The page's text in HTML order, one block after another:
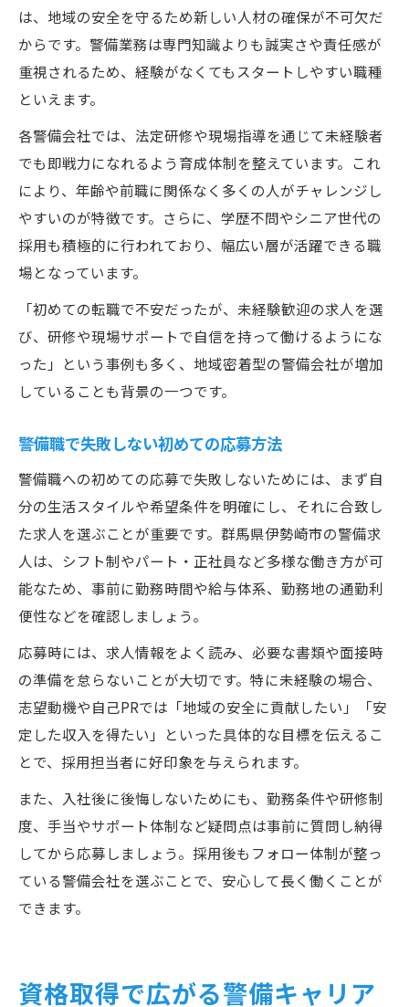
は、地域の安全を守るため新しい人材の確保が不可欠だ
からです。警備業務は専門知識よりも誠実さや責任感が
重視されるため、経験がなくてもスタートしやすい職種
といえます。
各警備会社では、法定研修や現場指導を通じて未経験者
でも即戦力になれるよう育成体制を整えています。これ
により、年齢や前職に関係なく多くの人がチャレンジし
やすいのが特徴です。さらに、学歴不問やシニア世代の
採用も積極的に行われており、幅広い層が活躍できる職
場となっています。
「初めての転職で不安だったが、未経験歓迎の求人を選
び、研修や現場サポートで自信を持って働けるようにな
った」という事例も多く、地域密着型の警備会社が増加
していることも背景の一つです。
警備職で失敗しない初めての応募方法
警備職への初めての応募で失敗しないためには、まず自
分の生活スタイルや希望条件を明確にし、それに合致し
た求人を選ぶことが重要です。群馬県伊勢崎市の警備求
人は、シフト制やパート・正社員など多様な働き方が可
能なため、事前に勤務時間や給与体系、勤務地の通勤利
便性などを確認しましょう。
応募時には、求人情報をよく読み、必要な書類や面接時
の準備を怠らないことが大切です。特に未経験の場合、
志望動機や自己PRでは「地域の安全に貢献したい」「安
定した収入を得たい」といった具体的な目標を伝えるこ
とで、採用担当者に好印象を与えられます。
また、入社後に後悔しないためにも、勤務条件や研修制
度、手当やサポート体制など疑問点は事前に質問し納得
してから応募しましょう。採用後もフォロー体制が整っ
ている警備会社を選ぶことで、安心して長く働くことが
できます。
資格取得で広がる警備キャリア